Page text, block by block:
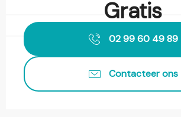
Gratis
02 99 60 49 89
Contacteer ons